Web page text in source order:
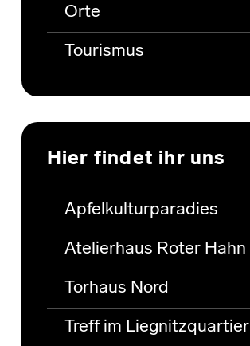
Orte
Tourismus
Hier findet ihr uns
Apfelkulturparadies
Atelierhaus Roter Hahn
Torhaus Nord
Treff im Liegnitzquartier